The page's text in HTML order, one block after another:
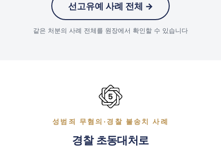
선고유예 사례 전체 →
같은 처분의 사례 전체를 원장에서 확인할 수 있습니다
성범죄 무혐의·경찰 불송치 사례
경찰 초동대처로